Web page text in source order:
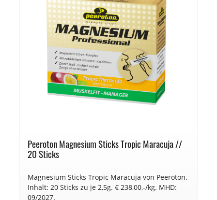
Peeroton Magnesium Sticks Tropic Maracuja //
20 Sticks
Magnesium Sticks Tropic Maracuja von Peeroton.
Inhalt: 20 Sticks zu je 2,5g. € 238,00,-/kg. MHD:
09/2027.